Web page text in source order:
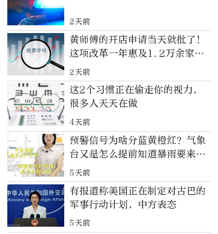
2天前
黄师傅的开店申请当天就批了！
这项改革一年惠及1.2万余家食
品经营主体
2天前
这2个习惯正在偷走你的视力，
很多人天天在做
4天前
预警信号为啥分蓝黄橙红？气象
台又是怎么提前知道暴雨要来
的？
5天前
有报道称美国正在制定对古巴的
军事行动计划，中方表态
5天前